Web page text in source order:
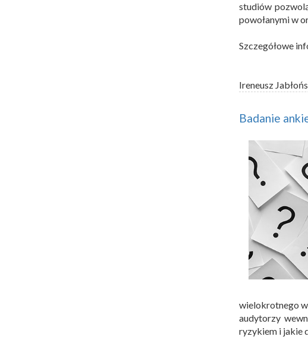
studiów
powołanymi w
Szczegółowe
Ireneusz
Badanie
wielokrotnego
audytorzy
ryzykiem i jakie